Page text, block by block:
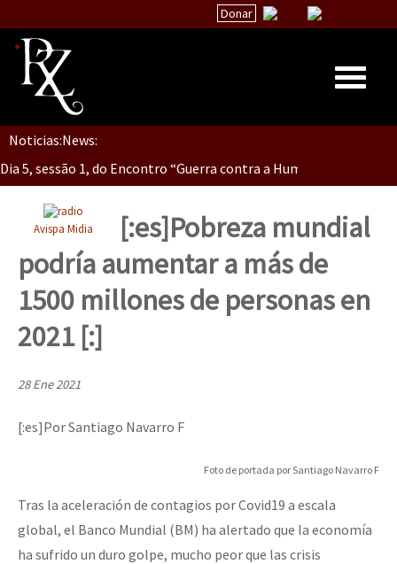
Donar
Inicio
Quiénes Somos
La palabra del EZLN
TEMAS
Chiapas
México
Latinoamérica
AutonomÍa y Resistencia
Noticias:News:
Dia 5, Sessão 2, Encontro “Guerra contra la Humanidad”
Dia 5, sessão 1, do Encontro “Guerra contra a Humanidade”(As
Dia 4 – Encontro “Guerra contra a Humanidade” (As populações
Dia 3 do Encontro “Guerra contra a Humanidade”
Dia 2 do Encontro “Guerra contra a Humanidad”
Dia 1: Encontro “Guerra contra a Humanidade”
[CDMX – 20 julio] Jornadas globales por la libertad de Jesús
Avispa Midia
[:es]Pobreza mundial
podría aumentar a más de
1500 millones de personas en
2021 [:]
28 Ene 2021
[:es]Por Santiago Navarro F
Foto de portada por Santiago Navarro F
Tras la aceleración de contagios por Covid19 a escala
global, el Banco Mundial (BM) ha alertado que la economía
ha sufrido un duro golpe, mucho peor que las crisis